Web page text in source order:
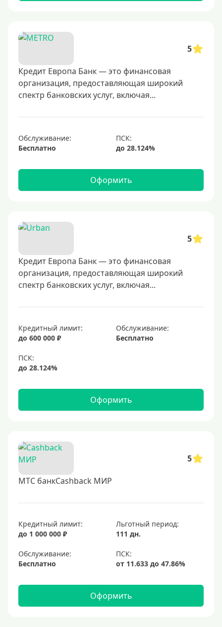
5
Кредит Европа Банк — это финансовая
организация, предоставляющая широкий
спектр банковских услуг, включая...
Обслуживание:
Бесплатно
Оформить
5
Кредит Европа Банк — это финансовая
организация, предоставляющая широкий
спектр банковских услуг, включая...
Кредитный лимит:
до 600 000 ₽
Обслуживание:
Бесплатно
Оформить
5
МТС банкCashback МИР
Кредитный лимит:
до 1 000 000 ₽
Льготный период:
111 дн.
Обслуживание:
Бесплатно
Оформить